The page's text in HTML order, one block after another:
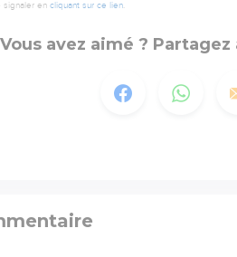
signaler en cliquant sur ce lien.
Vous avez aimé ?